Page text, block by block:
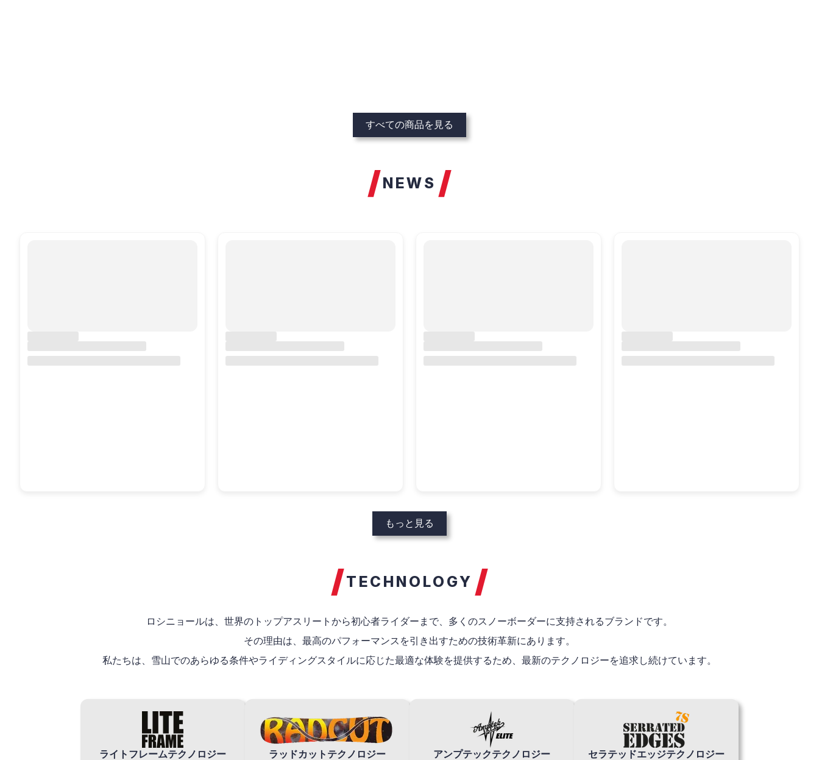
すべての商品を見る
NEWS
もっと見る
TECHNOLOGY
ロシニョールは、世界のトップアスリートから初心者ライダーまで、多くのスノーボーダーに支持されるブランドです。
その理由は、最高のパフォーマンスを引き出すための技術革新にあります。
私たちは、雪山でのあらゆる条件やライディングスタイルに応じた最適な体験を提供するため、最新のテクノロジーを追求し続けています。
ライトフレームテクノロジー ラッドカットテクノロジー アンプテックテクノロジー セラテッドエッジテクノロジー